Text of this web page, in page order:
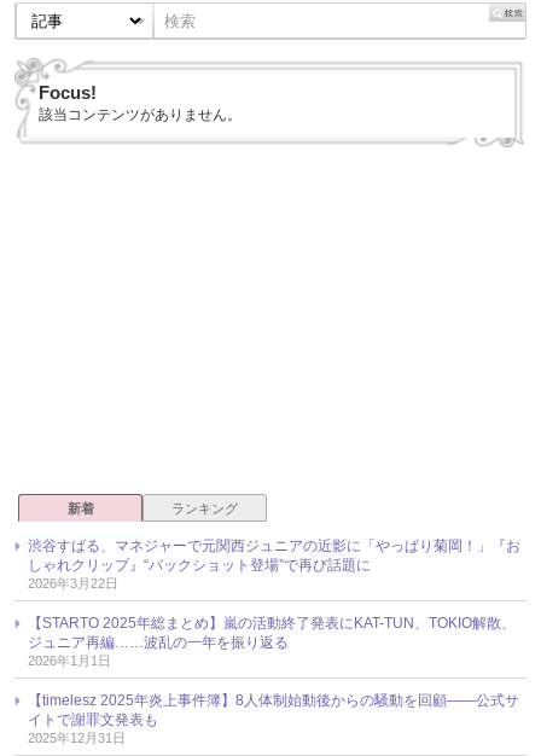
Focus!
該当コンテンツがありません。
新着 ランキング
渋谷すばる、マネジャーで元関西ジュニアの近影に「やっぱり菊岡！」『お
しゃれクリップ』“バックショット登場”で再び話題に
2026年3月22日
【STARTO 2025年総まとめ】嵐の活動終了発表にKAT-TUN、TOKIO解散、
ジュニア再編……波乱の一年を振り返る
2026年1月1日
【timelesz 2025年炎上事件簿】8人体制始動後からの騒動を回顧――公式サ
イトで謝罪文発表も
2025年12月31日